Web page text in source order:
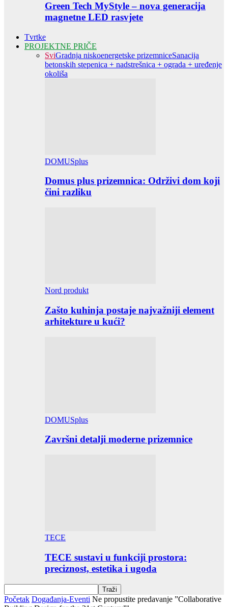
Green Tech MyStyle – nova generacija
magnetne LED rasvjete
Tvrtke
PROJEKTNE PRIČE
SviGradnja niskoenergetske prizemniceSanacija
betonskih stepenica + nadstrešnica + ograda + uređenje
okoliša
DOMUSplus
Domus plus prizemnica: Održivi dom koji
čini razliku
Nord produkt
Zašto kuhinja postaje najvažniji element
arhitekture u kući?
DOMUSplus
Završni detalji moderne prizemnice
TECE
TECE sustavi u funkciji prostora:
preciznost, estetika i ugoda
Početak Događanja-Eventi Ne propustite predavanje ”Collaborative